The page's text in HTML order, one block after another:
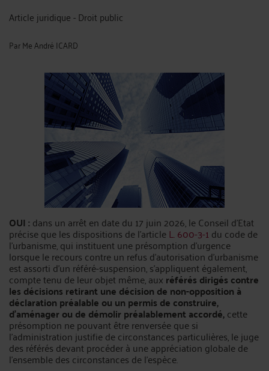
Article juridique - Droit public
ParMe André ICARD
OUI : dans un arrêt en date du 17 juin 2026, le Conseil d’Etat
précise que les dispositions de l'articleL. 600-3-1du code de
l'urbanisme, qui instituent une présomption d'urgence
lorsque le recours contre un refus d'autorisation d'urbanisme
est assorti d'un référé-suspension, s’appliquent également,
compte tenu de leur objet même, auxréférés dirigés contre
les décisions retirant une décision de non-opposition à
déclaration préalable ou un permis de construire,
d’aménager ou de démolir préalablement accordé,cette
présomption ne pouvant être renversée que si
l'administration justifie de circonstances particulières, le juge
des référés devant procéder à une appréciation globale de
l'ensemble des circonstances de l'espèce.